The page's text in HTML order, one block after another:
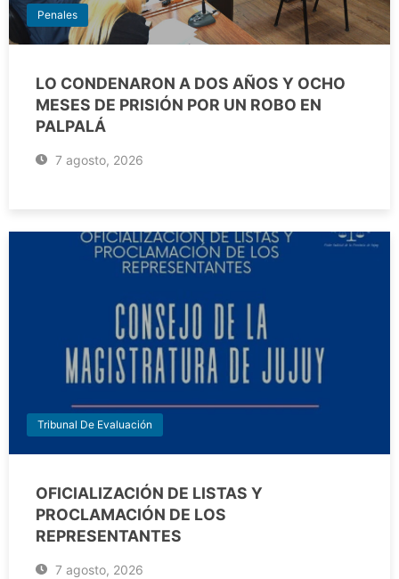
Penales
LO CONDENARON A DOS AÑOS Y OCHO
MESES DE PRISIÓN POR UN ROBO EN
PALPALÁ
7 agosto, 2026
Tribunal De Evaluación
OFICIALIZACIÓN DE LISTAS Y
PROCLAMACIÓN DE LOS
REPRESENTANTES
7 agosto, 2026